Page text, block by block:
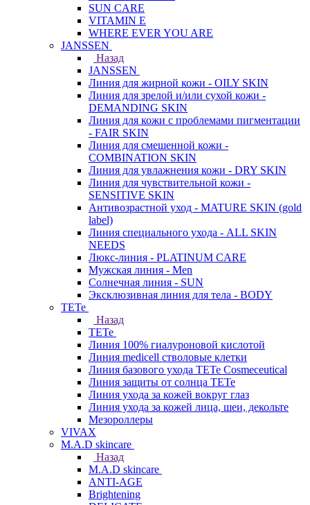
SUN CARE
VITAMIN E
WHERE EVER YOU ARE
JANSSEN
Назад
JANSSEN
Линия для жирной кожи - OILY SKIN
Линия для зрелой и/или сухой кожи -
DEMANDING SKIN
Линия для кожи с проблемами пигментации
- FAIR SKIN
Линия для смешенной кожи -
COMBINATION SKIN
Линия для увлажнения кожи - DRY SKIN
Линия для чувствительной кожи -
SENSITIVE SKIN
Антивозрастной уход - MATURE SKIN (gold
label)
Линия специального ухода - ALL SKIN
NEEDS
Люкс-линия - PLATINUM CARE
Мужская линия - Men
Солнечная линия - SUN
Эксклюзивная линия для тела - BODY
TETe
Назад
TETe
Линия 100% гиалуроновой кислотой
Линия medicell стволовые клетки
Линия базового ухода TETe Cosmeceutical
Линия защиты от солнца TETe
Линия ухода за кожей вокруг глаз
Линия ухода за кожей лица, шеи, декольте
Мезороллеры
VIVAX
M.A.D skincare
Назад
M.A.D skincare
ANTI-AGE
Brightening